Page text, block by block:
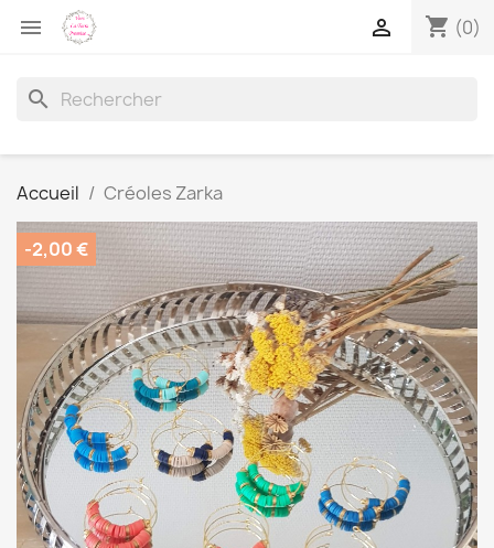
 shopping_cart (0)

search
Accueil Créoles Zarka
-2,00 €